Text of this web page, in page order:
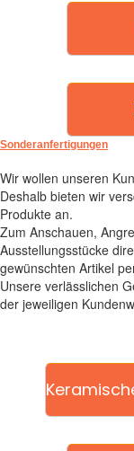
Sonderanfertigungen
Wir wollen unseren
Deshalb bieten wir
Produkte an.
Zum Anschauen,
Ausstellungsstücke
gewünschten Artikel
Unsere verlässlichen
der jeweiligen